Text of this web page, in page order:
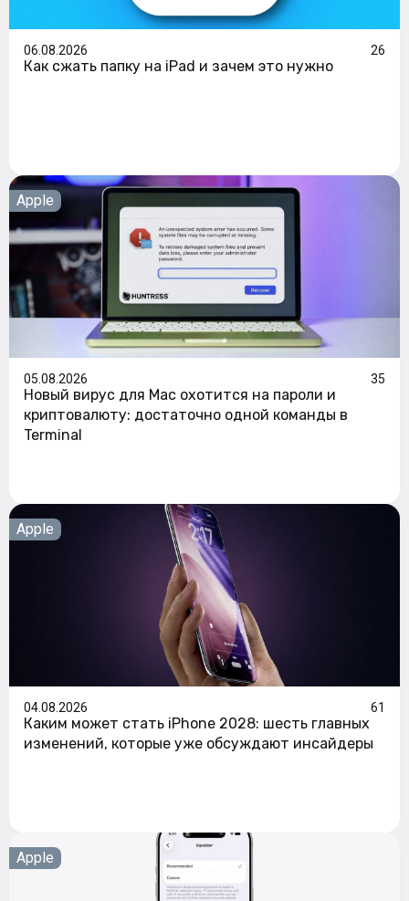
06.08.2026 26
Как сжать папку на iPad и зачем это нужно
Apple
05.08.2026 35
Новый вирус для Mac охотится на пароли и
криптовалюту: достаточно одной команды в
Terminal
Apple
04.08.2026 61
Каким может стать iPhone 2028: шесть главных
изменений, которые уже обсуждают инсайдеры
Apple